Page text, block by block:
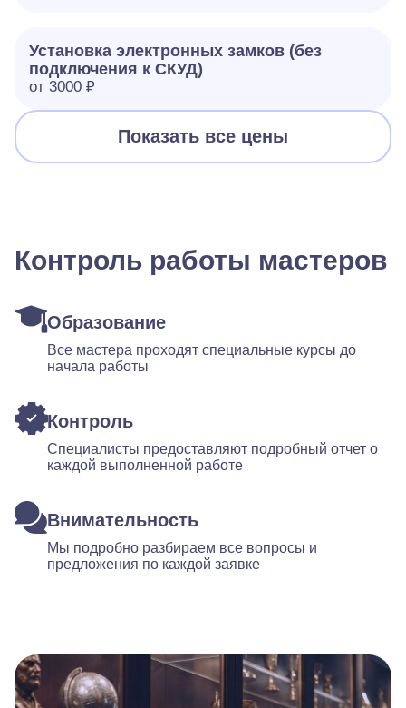
Установка электронных замков (без
подключения к СКУД)
от 3000 ₽
Показать все цены
Контроль работы мастеров
Образование
Все мастера проходят специальные курсы до
начала работы
Контроль
Специалисты предоставляют подробный отчет о
каждой выполненной работе
Внимательность
Мы подробно разбираем все вопросы и
предложения по каждой заявке